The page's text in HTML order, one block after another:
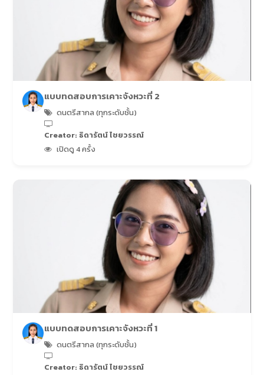
แบบทดสอบการเคาะจังหวะที่ 2
ดนตรีสากล (ทุกระดับชั้น)
Creator: ธิดารัตน์ ไชยวรรณ์
เปิดดู 4 ครั้ง
แบบทดสอบการเคาะจังหวะที่ 1
ดนตรีสากล (ทุกระดับชั้น)
Creator: ธิดารัตน์ ไชยวรรณ์